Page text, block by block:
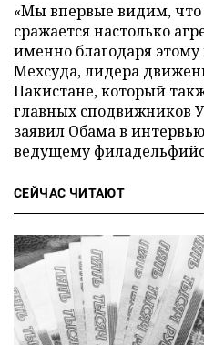
«Мы впервые видим, что
сражается настолько
именно благодаря
Мехсуда, лидера
Пакистане, который
главных сподвижников
заявил Обама в
ведущему
СЕЙЧАС ЧИТАЮТ